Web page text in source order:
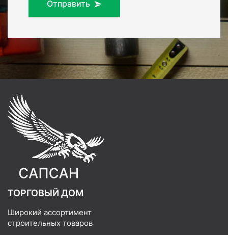
Отправить
ТОРГОВЫЙ ДОМ
Широкий ассортимент
строительных товаров